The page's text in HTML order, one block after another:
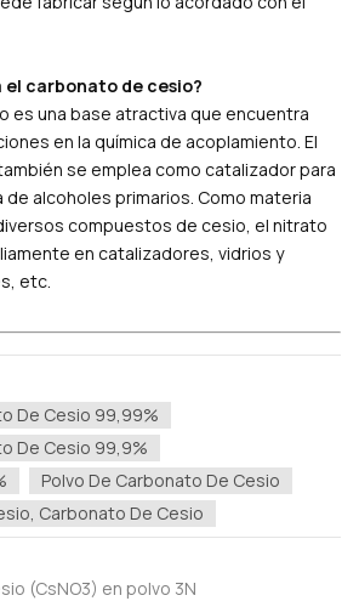
el carbonato de cesio?
es una base atractiva que encuentra
en la química de acoplamiento. El
se emplea como catalizador para
alcoholes primarios. Como materia
compuestos de cesio, el nitrato
en catalizadores, vidrios y
etc.
De Cesio 99,99%
De Cesio 99,9%
Polvo De Carbonato De Cesio
Carbonato De Cesio
(CsNO3) en polvo 3N